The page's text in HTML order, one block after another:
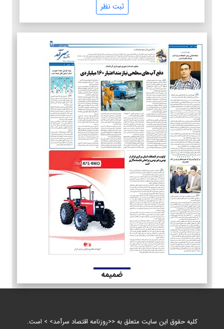
ثبت نظر
ضمیمه
کلیه حقوق این سایت متعلق به <<روزنامه اقتصاد سرآمد> > است.